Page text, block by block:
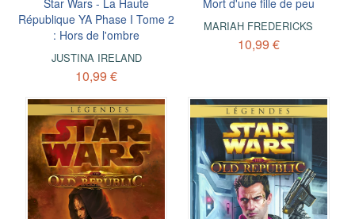
Star Wars - La Haute
République YA Phase I Tome 2
: Hors de l'ombre
JUSTINA IRELAND
10,99 €
Mort d'une fille de peu
MARIAH FREDERICKS
10,99 €